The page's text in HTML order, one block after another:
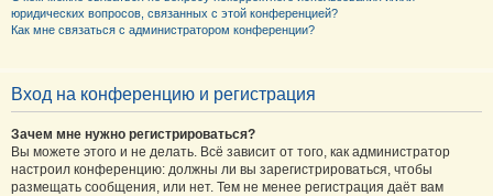
юридических вопросов, связанных с этой конференцией?
Как мне связаться с администратором конференции?
Вход на конференцию и регистрация
Зачем мне нужно регистрироваться?
Вы можете этого и не делать. Всё зависит от того, как администратор
настроил конференцию: должны ли вы зарегистрироваться, чтобы
размещать сообщения, или нет. Тем не менее регистрация даёт вам